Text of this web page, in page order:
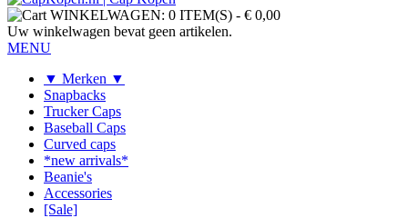
WINKELWAGEN: 0 ITEM(S) - € 0,00
Uw winkelwagen bevat geen artikelen.
MENU
▼ Merken ▼
Snapbacks
Trucker Caps
Baseball Caps
Curved caps
*new arrivals*
Beanie's
Accessories
[Sale]